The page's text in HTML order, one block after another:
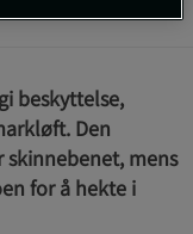
beskyttelse,
Den
mens
for å hekte i